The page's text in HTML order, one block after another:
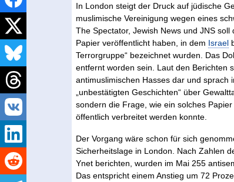
In London steigt der Druck auf jüdische
muslimische Vereinigung wegen eines
The Spectator, Jewish News und JNS
Papier veröffentlicht haben, in dem Israel
Terrorgruppe“ bezeichnet wurden. Das
entfernt worden sein. Laut den Berichten
antimuslimischen Hasses dar und sprach
„unbestätigten Geschichten“ über
sondern die Frage, wie ein solches
öffentlich verbreitet werden konnte.
Der Vorgang wäre schon für sich
Sicherheitslage in London. Nach Zahlen
Ynet berichten, wurden im Mai 255
Das entspricht einem Anstieg um 72